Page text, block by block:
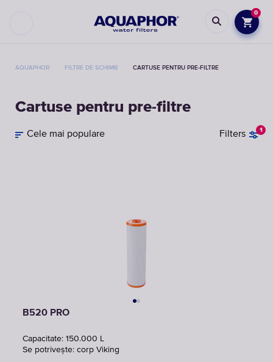
0
AQUAPHOR FILTRE DE SCHIMB CARTUSE PENTRU PRE-FILTRE
Cartuse pentru pre-filtre
Filters 1
Cele mai populare
B520 PRO
Capacitate: 150.000 L
Se potrivește: corp Viking